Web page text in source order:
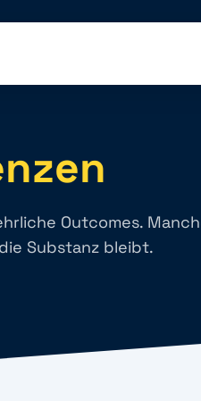
Outcomes.
Substanz bleibt.